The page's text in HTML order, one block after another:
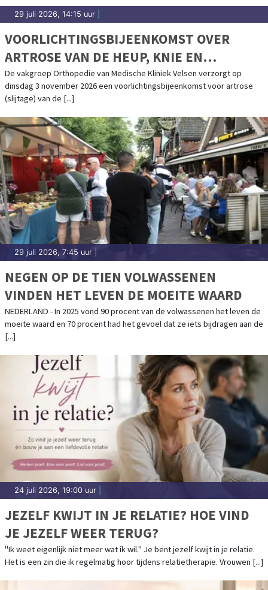
29 juli 2026, 14:15 uur
VOORLICHTINGSBIJEENKOMST OVER
ARTROSE VAN DE HEUP, KNIE EN
SCHOUDER IN MEDISCHE KLINIEK VELSEN
De vakgroep Orthopedie van Medische Kliniek Velsen verzorgt op
dinsdag 3 november 2026 een voorlichtingsbijeenkomst voor artrose
(slijtage) van de [...]
29 juli 2026, 7:45 uur
NEGEN OP DE TIEN VOLWASSENEN
VINDEN HET LEVEN DE MOEITE WAARD
NEDERLAND - In 2025 vond 90 procent van de volwassenen het leven de
moeite waard en 70 procent had het gevoel dat ze iets bijdragen aan de
[...]
24 juli 2026, 19:00 uur
JEZELF KWIJT IN JE RELATIE? HOE VIND
JE JEZELF WEER TERUG?
"Ik weet eigenlijk niet meer wat ík wil." Je bent jezelf kwijt in je relatie.
Het is een zin die ik regelmatig hoor tijdens relatietherapie. Vrouwen [...]